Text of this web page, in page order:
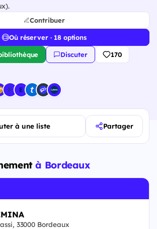
Contribuer
Où réserver · 18 options
Discuter 170
à une liste Partager
à Bordeaux
33000 Bordeaux